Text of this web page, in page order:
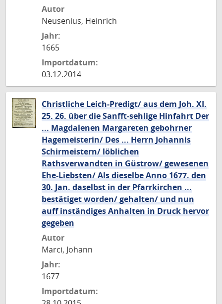
Autor
Neusenius, Heinrich
Jahr:
1665
Importdatum:
03.12.2014
Christliche Leich-Predigt/ aus dem Joh. XI.
25. 26. über die Sanfft-sehlige Hinfahrt Der
... Magdalenen Margareten gebohrner
Hagemeisterin/ Des ... Herrn Johannis
Schirmeistern/ löblichen
Rathsverwandten in Güstrow/ gewesenen
Ehe-Liebsten/ Als dieselbe Anno 1677. den
30. Jan. daselbst in der Pfarrkirchen ...
bestätiget worden/ gehalten/ und nun
auff inständiges Anhalten in Druck hervor
gegeben
Autor
Marci, Johann
Jahr:
1677
Importdatum: